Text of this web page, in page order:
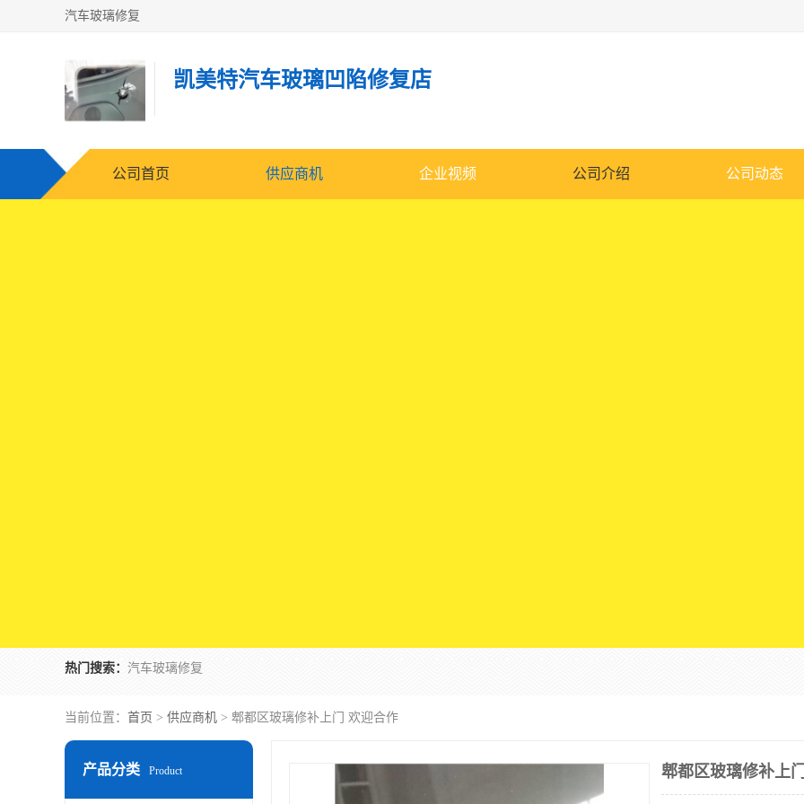
汽车玻璃修复
凯美特汽车玻璃凹陷修复店
公司首页 供应商机 企业视频 公司介绍 公司动态
热门搜索： 汽车玻璃修复
当前位置： 首页 > 供应商机 > 郫都区玻璃修补上门 欢迎合作
产品分类 Product 郫都区玻璃修补上